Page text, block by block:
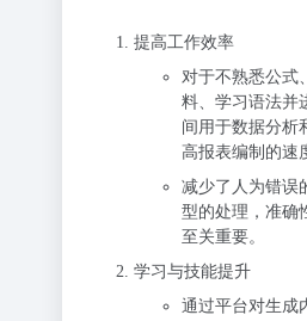
提高工作效率
对于不熟悉公式
料、学习语法并
间用于数据分析
高报表编制的速
减少了人为错误
型的处理，准确
至关重要。
学习与技能提升
通过平台对生成